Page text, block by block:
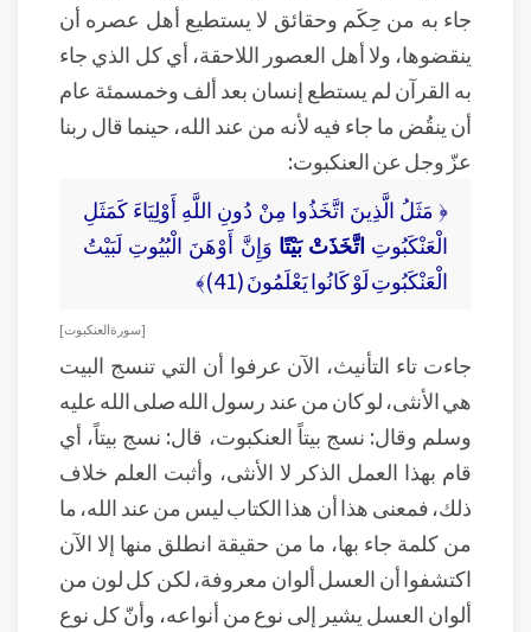
جاء به من حِكَم وحقائق لا يستطيع أهل عصره أن
ينقضوها، ولا أهل العصور اللاحقة، أي كل الذي جاء
به القرآن لم يستطع إنسان بعد ألف وخمسمئة عام
أن ينقُض ما جاء فيه لأنه من عند الله، حينما قال ربنا
عزّ وجل عن العنكبوت:
﴿ مَثَلُ الَّذِينَ اتَّخَذُوا مِنْ دُونِ اللَّهِ أَوْلِيَاءَ كَمَثَلِ
الْعَنْكَبُوتِ اتَّخَذَتْ بَيْتًا وَإِنَّ أَوْهَنَ الْبُيُوتِ لَبَيْتُ
الْعَنْكَبُوتِ لَوْ كَانُوا يَعْلَمُونَ (41)﴾
[ سورة العنكبوت ]
جاءت تاء التأنيث، الآن عرفوا أن التي تنسج البيت
هي الأنثى، لو كان من عند رسول الله صلى الله عليه
وسلم وقال: نسج بيتاً العنكبوت، قال: نسج بيتاً، أي
قام بهذا العمل الذكر لا الأنثى، وأثبت العلم خلاف
ذلك، فمعنى هذا أن هذا الكتاب ليس من عند الله، ما
من كلمة جاء بها، ما من حقيقة انطلق منها إلا الآن
اكتشفوا أن العسل ألوان معروفة، لكن كل لون من
ألوان العسل يشير إلى نوع من أنواعه، وأنّ كل نوع